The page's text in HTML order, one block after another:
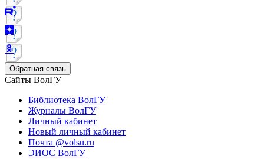
Обратная связь
Сайты ВолГУ
Библиотека ВолГУ
Журналы ВолГУ
Личный кабинет
Новый личный кабинет
Почта @volsu.ru
ЭИОС ВолГУ